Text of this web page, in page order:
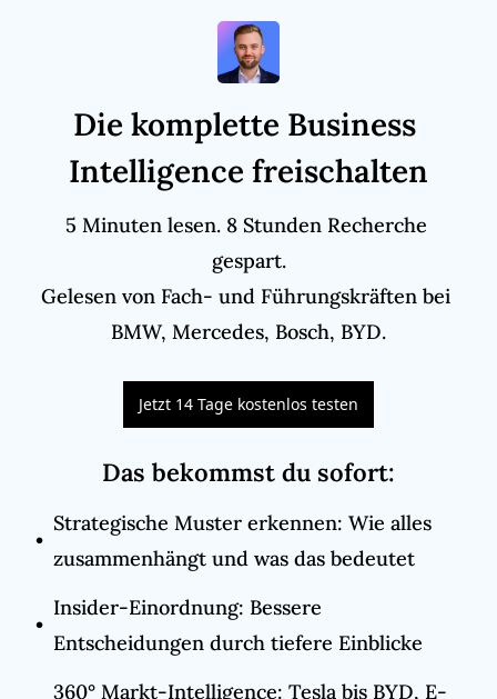
Die komplette Business
Intelligence freischalten
5 Minuten lesen. 8 Stunden Recherche
gespart.
Gelesen von Fach- und Führungskräften bei
BMW, Mercedes, Bosch, BYD.
Jetzt 14 Tage kostenlos testen
Das bekommst du sofort:
Strategische Muster erkennen: Wie alles
zusammenhängt und was das bedeutet
Insider-Einordnung: Bessere
Entscheidungen durch tiefere Einblicke
360° Markt-Intelligence: Tesla bis BYD, E-